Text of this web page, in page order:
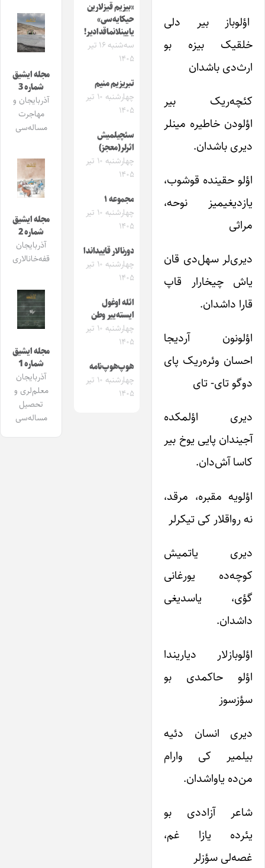
اؤلوباز بیر دلی
خلقیک بیزه بو
ارث‌دی باشدان
کئچه‌ریک بیر
اؤلودن خاطیره مینلر
دیری باشدان.
اؤلو حقینده قوشوب،
یازدیغیمیز نوحه،
مراثی
دیری‌لر سهل‌دی قان
یاش چیخارار قاپ
قارا داشدان.
اؤلونون آردیجا
احسان وئره‌ریک پای
دوگو تای- تای
دیری اؤلمکده
آجیندان پایی یوخ بیر
کاسا آش‌دان.
اؤلویه مقبره، مرقد،
نه رواقلار کی تیکرلر
دیری یاتمیش
کوچه‌ده یورغانی
گؤی، یاسدیغی
داشدان.
اؤلوبازلار دیاریندا
اؤلو حاکمدی بو
سؤزسوز
دیری انسان دئیه
بیلمیر کی وارام
من‌ده یاواشدان.
شاعر آزاددی بو
یئرده یازا غم،
غصه‌لی سؤزلر
«بیزیم قیزلارین
حیکایه‌سی»
یایینلانماقدادیر!
سه‌شنبه ۱۶ تیر
۱۴۰۵
تبریزیم منیم
چهارشنبه ۱۰ تیر
۱۴۰۵
سئچیلمیش
اثرلر(معجز)
چهارشنبه ۱۰ تیر
۱۴۰۵
مجموعه ۱
چهارشنبه ۱۰ تیر
۱۴۰۵
دورنالار قاییداندا
چهارشنبه ۱۰ تیر
۱۴۰۵
ائله اوغول
ایسته‌ییر وطن
چهارشنبه ۱۰ تیر
۱۴۰۵
هوپ‌هوپ‌نامه
چهارشنبه ۱۰ تیر
۱۴۰۵
مجله ایشیق
شماره 3
آذربایجان و
مهاجرت
مساله‌سی
مجله ایشیق
شماره 2
آذربایجان
قفه‌خانالاری
مجله ایشیق
شماره 1
آذربایجان
معلم‌لری و
تحصیل
مساله‌سی